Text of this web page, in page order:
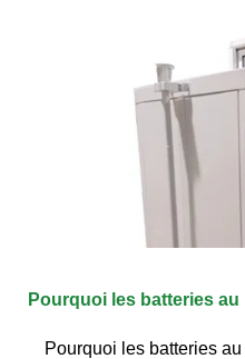
Pourquoi les batteries
Pourquoi les batteries